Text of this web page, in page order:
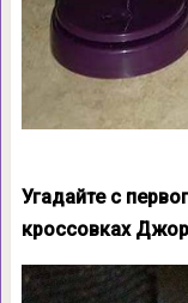
Угадайте с
кроссовках